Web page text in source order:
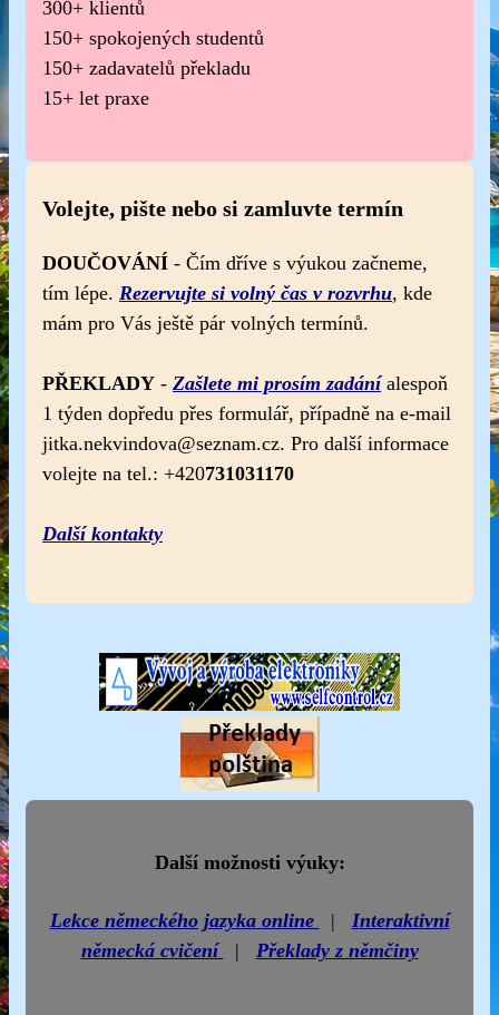
300+ klientů
150+ spokojených studentů
150+ zadavatelů překladu
15+ let praxe
Volejte, pište nebo si zamluvte termín
DOUČOVÁNÍ - Čím dříve s výukou začneme,
tím lépe. Rezervujte si volný čas v rozvrhu, kde
mám pro Vás ještě pár volných termínů.
PŘEKLADY - Zašlete mi prosím zadáníalespoň
1 týden dopředu přes formulář, případně na e-mail
jitka.nekvindova@seznam.cz. Pro další informace
volejte na tel.: +420731031170
Další kontakty
Další možnosti výuky:
Lekce německého jazyka online | Interaktivní
německá cvičení
| Překlady z němčiny